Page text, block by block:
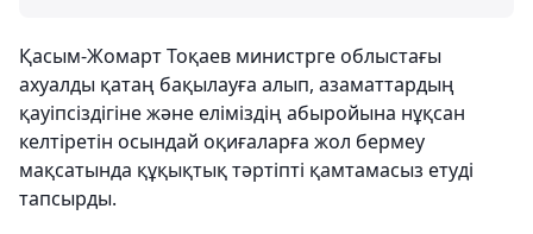
Қасым-Жомарт Тоқаев министрге облыстағы
ахуалды қатаң бақылауға алып, азаматтардың
қауіпсіздігіне және еліміздің абыройына нұқсан
келтіретін осындай оқиғаларға жол бермеу
мақсатында құқықтық тәртіпті қамтамасыз етуді
тапсырды.